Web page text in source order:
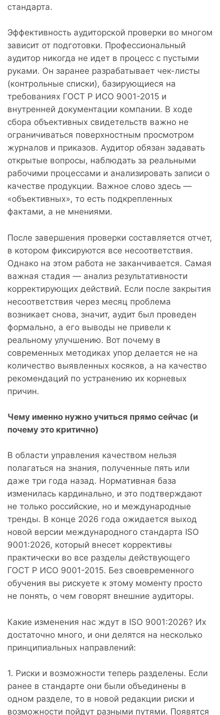
стандарта.
Эффективность аудиторской проверки во многом
зависит от подготовки. Профессиональный
аудитор никогда не идет в процесс с пустыми
руками. Он заранее разрабатывает чек-листы
(контрольные списки), базирующиеся на
требованиях ГОСТ Р ИСО 9001-2015 и
внутренней документации компании. В ходе
сбора объективных свидетельств важно не
ограничиваться поверхностным просмотром
журналов и приказов. Аудитор обязан задавать
открытые вопросы, наблюдать за реальными
рабочими процессами и анализировать записи о
качестве продукции. Важное слово здесь —
«объективных», то есть подкрепленных
фактами, а не мнениями.
После завершения проверки составляется отчет,
в котором фиксируются все несоответствия.
Однако на этом работа не заканчивается. Самая
важная стадия — анализ результативности
корректирующих действий. Если после закрытия
несоответствия через месяц проблема
возникает снова, значит, аудит был проведен
формально, а его выводы не привели к
реальному улучшению. Вот почему в
современных методиках упор делается не на
количество выявленных косяков, а на качество
рекомендаций по устранению их корневых
причин.
Чему именно нужно учиться прямо сейчас (и
почему это критично)
В области управления качеством нельзя
полагаться на знания, полученные пять или
даже три года назад. Нормативная база
изменилась кардинально, и это подтверждают
не только российские, но и международные
тренды. В конце 2026 года ожидается выход
новой версии международного стандарта ISO
9001:2026, который внесет коррективы
практически во все разделы действующего
ГОСТ Р ИСО 9001-2015. Без своевременного
обучения вы рискуете к этому моменту просто
не понять, о чем говорят внешние аудиторы.
Какие изменения нас ждут в ISO 9001:2026? Их
достаточно много, и они делятся на несколько
принципиальных направлений:
1. Риски и возможности теперь разделены. Если
ранее в стандарте они были объединены в
одном разделе, то в новой редакции риски и
возможности пойдут разными путями. Появятся